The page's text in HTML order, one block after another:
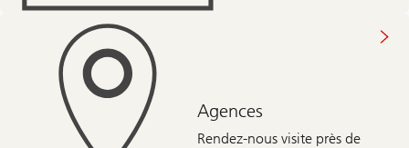
Agences
Rendez-nous visite près de